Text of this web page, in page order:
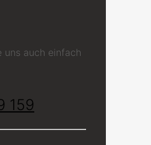
uns auch einfach
159